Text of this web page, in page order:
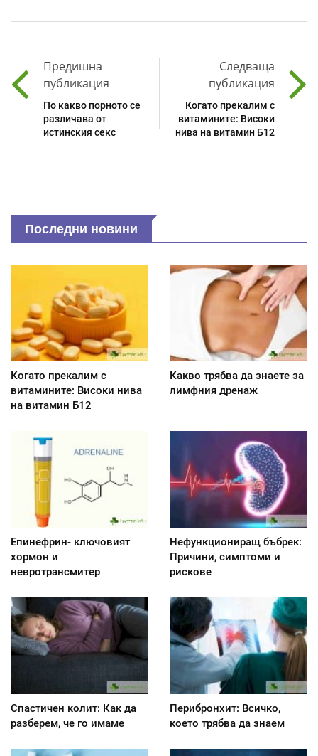
Предишна
публикация
По какво порното се
различава от
истинския секс
Следваща
публикация
Когато прекалим с
витамините: Високи
нива на витамин Б12
Последни новини
Когато прекалим с
витамините: Високи нива
на витамин Б12
Какво трябва да знаете за
лимфния дренаж
Епинефрин- ключовият
хормон и
невротрансмитер
Нефункциониращ бъбрек:
Причини, симптоми и
рискове
Спастичен колит: Как да
разберем, че го имаме
Перибронхит: Всичко,
което трябва да знаем